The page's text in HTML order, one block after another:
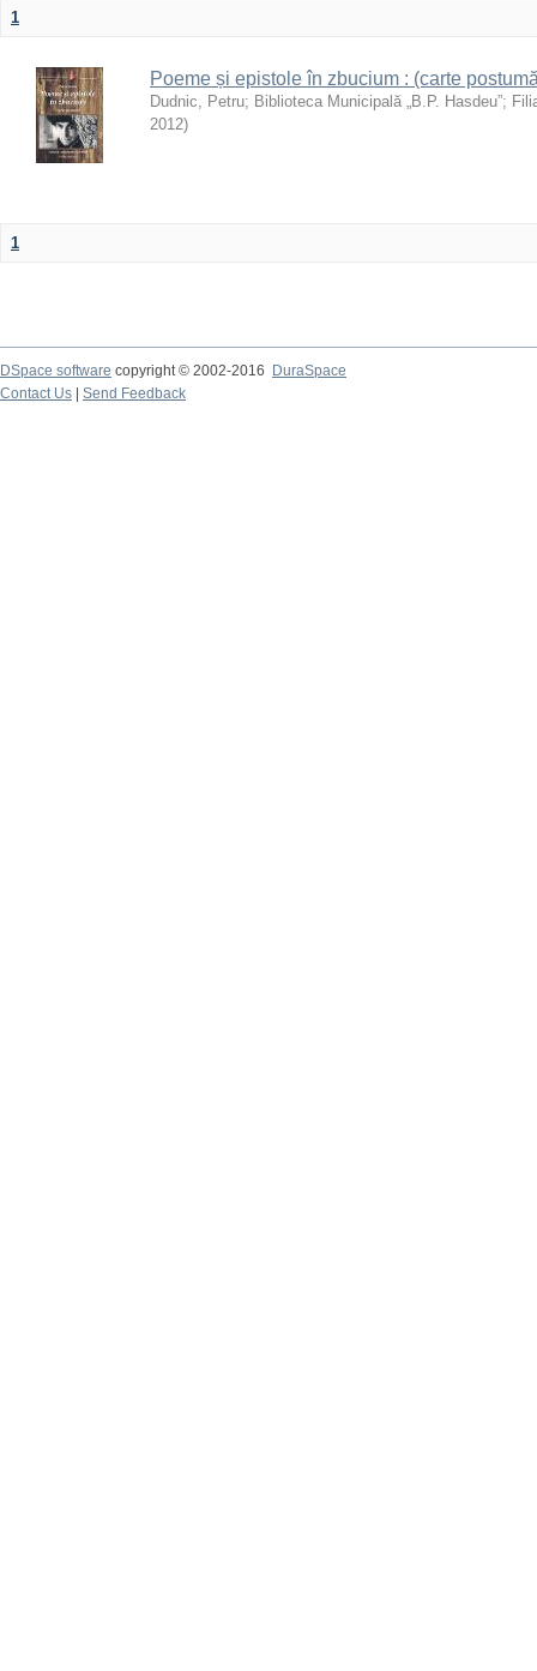
1
Poeme și epistole în zbucium : (carte
Dudnic, Petru; Biblioteca Municipală „B.P. Hasdeu”;
2012)
1
DSpace software copyright © 2002-2016
DuraSpace
Contact Us
Send Feedback